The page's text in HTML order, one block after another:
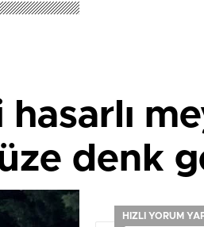
denk
HIZLI YORUM